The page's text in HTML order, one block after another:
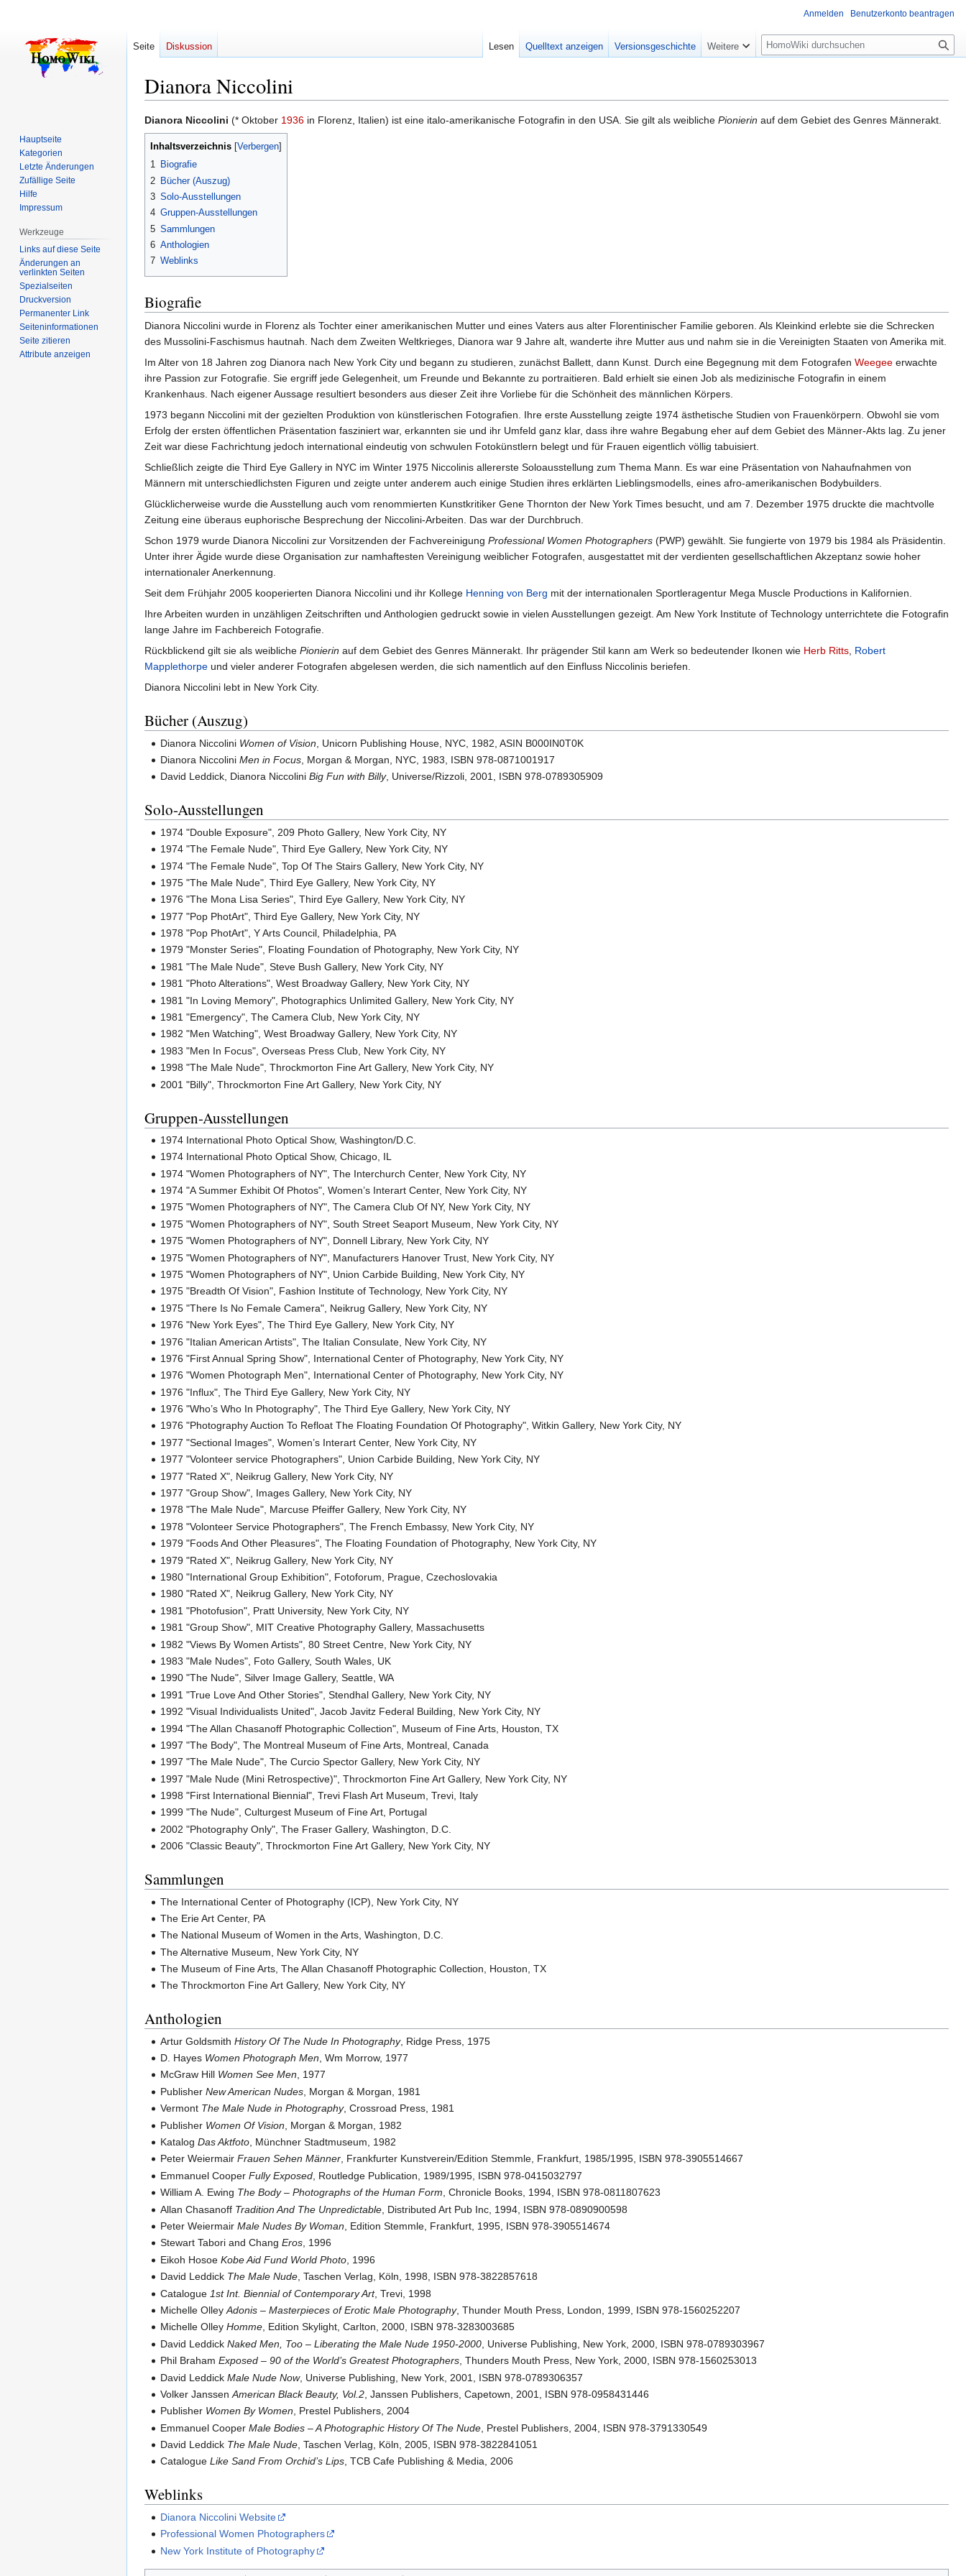
Dianora Niccolini
Zur
Navigation
springen
Zur
Suche
springen
Dianora Niccolini (* Oktober 1936 in Florenz, Italien) ist eine italo-amerikanische Fotografin in den USA. Sie gilt als weibliche Pionierin auf dem Gebiet des Genres Männerakt.
Inhaltsverzeichnis
1 Biografie
2 Bücher (Auszug)
3 Solo-Ausstellungen
4 Gruppen-Ausstellungen
5 Sammlungen
6 Anthologien
7 Weblinks
Biografie
Dianora Niccolini wurde in Florenz als Tochter einer amerikanischen Mutter und eines Vaters aus alter Florentinischer Familie geboren. Als Kleinkind erlebte sie die Schrecken
des Mussolini-Faschismus hautnah. Nach dem Zweiten Weltkrieges, Dianora war 9 Jahre alt, wanderte ihre Mutter aus und nahm sie in die Vereinigten Staaten von Amerika mit.
Im Alter von 18 Jahren zog Dianora nach New York City und begann zu studieren, zunächst Ballett, dann Kunst. Durch eine Begegnung mit dem Fotografen Weegee erwachte
ihre Passion zur Fotografie. Sie ergriff jede Gelegenheit, um Freunde und Bekannte zu portraitieren. Bald erhielt sie einen Job als medizinische Fotografin in einem
Krankenhaus. Nach eigener Aussage resultiert besonders aus dieser Zeit ihre Vorliebe für die Schönheit des männlichen Körpers.
1973 begann Niccolini mit der gezielten Produktion von künstlerischen Fotografien. Ihre erste Ausstellung zeigte 1974 ästhetische Studien von Frauenkörpern. Obwohl sie vom
Erfolg der ersten öffentlichen Präsentation fasziniert war, erkannten sie und ihr Umfeld ganz klar, dass ihre wahre Begabung eher auf dem Gebiet des Männer-Akts lag. Zu jener
Zeit war diese Fachrichtung jedoch international eindeutig von schwulen Fotokünstlern belegt und für Frauen eigentlich völlig tabuisiert.
Schließlich zeigte die Third Eye Gallery in NYC im Winter 1975 Niccolinis allererste Soloausstellung zum Thema Mann. Es war eine Präsentation von Nahaufnahmen von
Männern mit unterschiedlichsten Figuren und zeigte unter anderem auch einige Studien ihres erklärten Lieblingsmodells, eines afro-amerikanischen Bodybuilders.
Glücklicherweise wurde die Ausstellung auch vom renommierten Kunstkritiker Gene Thornton der New York Times besucht, und am 7. Dezember 1975 druckte die machtvolle
Zeitung eine überaus euphorische Besprechung der Niccolini-Arbeiten. Das war der Durchbruch.
Schon 1979 wurde Dianora Niccolini zur Vorsitzenden der Fachvereinigung Professional Women Photographers (PWP) gewählt. Sie fungierte von 1979 bis 1984 als Präsidentin.
Unter ihrer Ägide wurde diese Organisation zur namhaftesten Vereinigung weiblicher Fotografen, ausgestattet mit der verdienten gesellschaftlichen Akzeptanz sowie hoher
internationaler Anerkennung.
Seit dem Frühjahr 2005 kooperierten Dianora Niccolini und ihr Kollege Henning von Berg mit der internationalen Sportleragentur Mega Muscle Productions in Kalifornien.
Ihre Arbeiten wurden in unzähligen Zeitschriften und Anthologien gedruckt sowie in vielen Ausstellungen gezeigt. Am New York Institute of Technology unterrichtete die Fotografin
lange Jahre im Fachbereich Fotografie.
Rückblickend gilt sie als weibliche Pionierin auf dem Gebiet des Genres Männerakt. Ihr prägender Stil kann am Werk so bedeutender Ikonen wie Herb Ritts, Robert
Mapplethorpe und vieler anderer Fotografen abgelesen werden, die sich namentlich auf den Einfluss Niccolinis beriefen.
Dianora Niccolini lebt in New York City.
Bücher (Auszug)
Dianora Niccolini Women of Vision , Unicorn Publishing House, NYC, 1982, ASIN B000IN0T0K
Dianora NiccoliniMen in Focus , Morgan & Morgan, NYC, 1983, ISBN 978-0871001917
David Leddick, Dianora NiccoliniBig Fun with Billy, Universe/Rizzoli, 2001, ISBN 978-0789305909
Solo-Ausstellungen
1974 "Double Exposure", 209 Photo Gallery, New York City, NY
1974 "The Female Nude", Third Eye Gallery, New York City, NY
1974 "The Female Nude", Top Of The Stairs Gallery, New York City, NY
1975 "The Male Nude", Third Eye Gallery, New York City, NY
1976 "The Mona Lisa Series", Third Eye Gallery, New York City, NY
1977 "Pop PhotArt", Third Eye Gallery, New York City, NY
1978 "Pop PhotArt", Y Arts Council, Philadelphia, PA
1979 "Monster Series", Floating Foundation of Photography, New York City, NY
1981 "The Male Nude", Steve Bush Gallery, New York City, NY
1981 "Photo Alterations", West Broadway Gallery, New York City, NY
1981 "In Loving Memory", Photographics Unlimited Gallery, New York City, NY
1981 "Emergency", The Camera Club, New York City, NY
1982 "Men Watching", West Broadway Gallery, New York City, NY
1983 "Men In Focus", Overseas Press Club, New York City, NY
1998 "The Male Nude", Throckmorton Fine Art Gallery, New York City, NY
2001 "Billy", Throckmorton Fine Art Gallery, New York City, NY
Gruppen-Ausstellungen
1974 International Photo Optical Show, Washington/D.C.
1974 International Photo Optical Show, Chicago, IL
1974 "Women Photographers of NY", The Interchurch Center, New York City, NY
1974 "A Summer Exhibit Of Photos", Women’s Interart Center, New York City, NY
1975 "Women Photographers of NY", The Camera Club Of NY, New York City, NY
1975 "Women Photographers of NY", South Street Seaport Museum, New York City, NY
1975 "Women Photographers of NY", Donnell Library, New York City, NY
1975 "Women Photographers of NY", Manufacturers Hanover Trust, New York City, NY
1975 "Women Photographers of NY", Union Carbide Building, New York City, NY
1975 "Breadth Of Vision", Fashion Institute of Technology, New York City, NY
1975 "There Is No Female Camera", Neikrug Gallery, New York City, NY
1976 "New York Eyes", The Third Eye Gallery, New York City, NY
1976 "Italian American Artists", The Italian Consulate, New York City, NY
1976 "First Annual Spring Show", International Center of Photography, New York City, NY
1976 "Women Photograph Men", International Center of Photography, New York City, NY
1976 "Influx", The Third Eye Gallery, New York City, NY
1976 "Who’s Who In Photography", The Third Eye Gallery, New York City, NY
1976 "Photography Auction To Refloat The Floating Foundation Of Photography", Witkin Gallery, New York City, NY
1977 "Sectional Images", Women’s Interart Center, New York City, NY
1977 "Volonteer service Photographers", Union Carbide Building, New York City, NY
1977 "Rated X", Neikrug Gallery, New York City, NY
1977 "Group Show", Images Gallery, New York City, NY
1978 "The Male Nude", Marcuse Pfeiffer Gallery, New York City, NY
1978 "Volonteer Service Photographers", The French Embassy, New York City, NY
1979 "Foods And Other Pleasures", The Floating Foundation of Photography, New York City, NY
1979 "Rated X", Neikrug Gallery, New York City, NY
1980 "International Group Exhibition", Fotoforum, Prague, Czechoslovakia
1980 "Rated X", Neikrug Gallery, New York City, NY
1981 "Photofusion", Pratt University, New York City, NY
1981 "Group Show", MIT Creative Photography Gallery, Massachusetts
1982 "Views By Women Artists", 80 Street Centre, New York City, NY
1983 "Male Nudes", Foto Gallery, South Wales, UK
1990 "The Nude", Silver Image Gallery, Seattle, WA
1991 "True Love And Other Stories", Stendhal Gallery, New York City, NY
1992 "Visual Individualists United", Jacob Javitz Federal Building, New York City, NY
1994 "The Allan Chasanoff Photographic Collection", Museum of Fine Arts, Houston, TX
1997 "The Body", The Montreal Museum of Fine Arts, Montreal, Canada
1997 "The Male Nude", The Curcio Spector Gallery, New York City, NY
1997 "Male Nude (Mini Retrospective)", Throckmorton Fine Art Gallery, New York City, NY
1998 "First International Biennial", Trevi Flash Art Museum, Trevi, Italy
1999 "The Nude", Culturgest Museum of Fine Art, Portugal
2002 "Photography Only", The Fraser Gallery, Washington, D.C.
2006 "Classic Beauty", Throckmorton Fine Art Gallery, New York City, NY
Sammlungen
The International Center of Photography (ICP), New York City, NY
The Erie Art Center, PA
The National Museum of Women in the Arts, Washington, D.C.
The Alternative Museum, New York City, NY
The Museum of Fine Arts, The Allan Chasanoff Photographic Collection, Houston, TX
The Throckmorton Fine Art Gallery, New York City, NY
Anthologien
Artur GoldsmithHistory Of The Nude In Photography, Ridge Press, 1975
D. Hayes Women Photograph Men , Wm Morrow, 1977
McGraw Hill Women See Men, 1977
PublisherNew American Nudes , Morgan & Morgan, 1981
Vermont The Male Nude in Photography, Crossroad Press, 1981
Publisher Women Of Vision , Morgan & Morgan, 1982
KatalogDas Aktfoto , Münchner Stadtmuseum, 1982
Peter WeiermairFrauen Sehen Männer, Frankfurter Kunstverein/Edition Stemmle, Frankfurt, 1985/1995, ISBN 978-3905514667
Emmanuel CooperFully Exposed , Routledge Publication, 1989/1995, ISBN 978-0415032797
William A. Ewing The Body – Photographs of the Human Form, Chronicle Books, 1994, ISBN 978-0811807623
Allan Chasanoff Tradition And The Unpredictable , Distributed Art Pub Inc, 1994, ISBN 978-0890900598
Peter WeiermairMale Nudes By Woman , Edition Stemmle, Frankfurt, 1995, ISBN 978-3905514674
Stewart Tabori and ChangEros, 1996
Eikoh HosoeKobe Aid Fund World Photo , 1996
David Leddick The Male Nude , Taschen Verlag, Köln, 1998, ISBN 978-3822857618
Catalogue 1st Int. Biennial of Contemporary Art, Trevi, 1998
Michelle OlleyAdonis – Masterpieces of Erotic Male Photography, Thunder Mouth Press, London, 1999, ISBN 978-1560252207
Michelle OlleyHomme, Edition Skylight, Carlton, 2000, ISBN 978-3283003685
David LeddickNaked Men, Too – Liberating the Male Nude 1950-2000 , Universe Publishing, New York, 2000, ISBN 978-0789303967
Phil BrahamExposed – 90 of the World’s Greatest Photographers , Thunders Mouth Press, New York, 2000, ISBN 978-1560253013
David LeddickMale Nude Now, Universe Publishing, New York, 2001, ISBN 978-0789306357
Volker JanssenAmerican Black Beauty, Vol.2 , Janssen Publishers, Capetown, 2001, ISBN 978-0958431446
Publisher Women By Women, Prestel Publishers, 2004
Emmanuel CooperMale Bodies – A Photographic History Of The Nude , Prestel Publishers, 2004, ISBN 978-3791330549
David Leddick The Male Nude , Taschen Verlag, Köln, 2005, ISBN 978-3822841051
CatalogueLike Sand From Orchid’s Lips, TCB Cafe Publishing & Media, 2006
Weblinks
Dianora Niccolini Website
Professional Women Photographers
New York Institute of Photography
Anmelden Benutzerkonto beantragen
Seite Diskussion Lesen Quelltext anzeigen Versionsgeschichte Weitere
Suche
Hauptseite
Kategorien
Letzte Änderungen
Zufällige Seite
Hilfe
Impressum
Werkzeuge
Links auf diese Seite
Änderungen an
verlinkten Seiten
Spezialseiten
Druckversion
Permanenter Link
Seiten­­informationen
Seite zitieren
Attribute anzeigen